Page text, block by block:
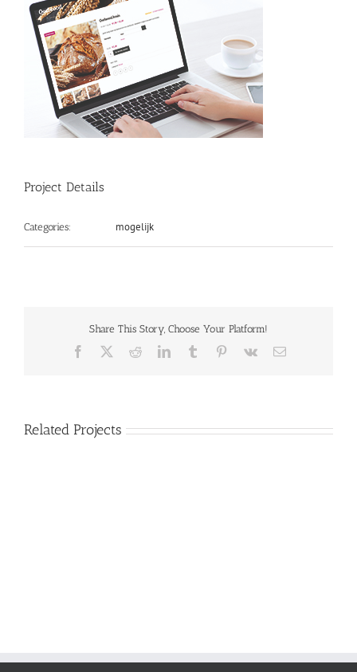
Project Details
Categories: mogelijk
Share This Story, Choose Your Platform!
Facebook RedditLinkedInTumblr Pinterest
Vk Email
Related Projects